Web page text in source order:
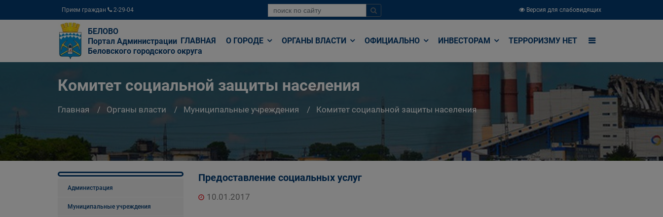
Прием граждан 2-29-04 Версия для слабовидящих
БЕЛОВО
Портал Администрации
Беловского городского округа
ГЛАВНАЯ О ГОРОДЕ ОРГАНЫ ВЛАСТИ ОФИЦИАЛЬНО ИНВЕСТОРАМ ТЕРРОРИЗМУ НЕТ
Комитет социальной защиты населения
Главная Органы власти Муниципальные учреждения Комитет социальной защиты населения
Администрация
Муниципальные учреждения
Предоставление социальных услуг
10.01.2017